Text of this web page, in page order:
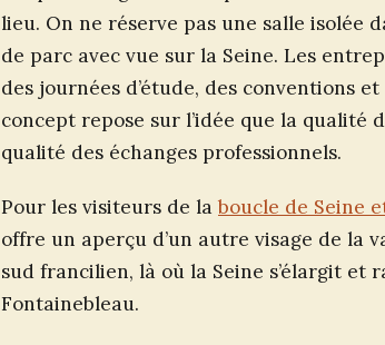
lieu. On ne réserve pas une salle isolée
de parc avec vue sur la Seine. Les
des journées d’étude, des conventions
concept repose sur l’idée que la
qualité des échanges professionnels.
Pour les visiteurs de la boucle de Seine
offre un aperçu d’un autre visage de la
sud francilien, là où la Seine s’élargit
Fontainebleau.